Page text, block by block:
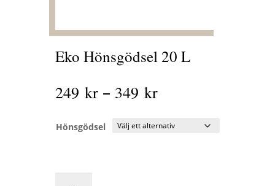
Eko Hönsgödsel 20 L
249 kr – 349 krPrisintervall:
till
349 kr
Hönsgödsel